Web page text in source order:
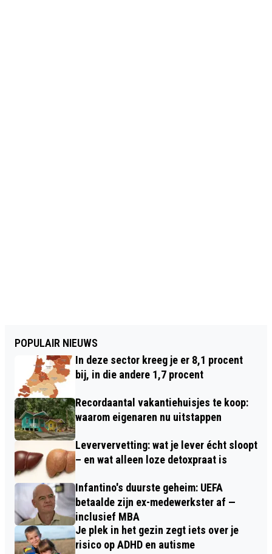
POPULAIR NIEUWS
In deze sector kreeg je er 8,1 procent
bij, in die andere 1,7 procent
Recordaantal vakantiehuisjes te koop:
waarom eigenaren nu uitstappen
Leververvetting: wat je lever écht sloopt
– en wat alleen loze detoxpraat is
Infantino's duurste geheim: UEFA
betaalde zijn ex-medewerkster af —
inclusief MBA
Je plek in het gezin zegt iets over je
risico op ADHD en autisme